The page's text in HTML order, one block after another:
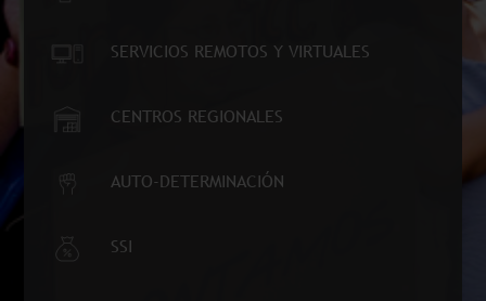
SERVICIOS REMOTOS Y VIRTUALES
CENTROS REGIONALES
AUTO-DETERMINACIÓN
SSI